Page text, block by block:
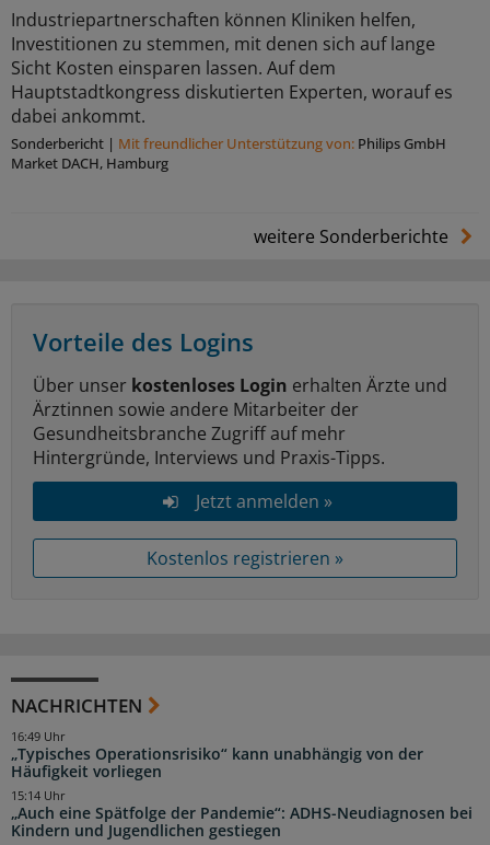
Industriepartnerschaften können Kliniken helfen,
Investitionen zu stemmen, mit denen sich auf lange
Sicht Kosten einsparen lassen. Auf dem
Hauptstadtkongress diskutierten Experten, worauf es
dabei ankommt.
Sonderbericht | Mit freundlicher Unterstützung von: Philips GmbH
Market DACH, Hamburg
weitere Sonderberichte
Vorteile des Logins
Über unser kostenloses Login erhalten Ärzte und
Ärztinnen sowie andere Mitarbeiter der
Gesundheitsbranche Zugriff auf mehr
Hintergründe, Interviews und Praxis-Tipps.
Jetzt anmelden »
Kostenlos registrieren »
NACHRICHTEN
„Typisches Operationsrisiko“ kann unabhängig von der
Häufigkeit vorliegen
16:49 Uhr
„Auch eine Spätfolge der Pandemie“: ADHS-Neudiagnosen bei
Kindern und Jugendlichen gestiegen
15:14 Uhr